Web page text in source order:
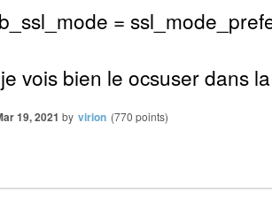
=
vois bien le ocsuser dans
19, 2021 by virion (770 points)